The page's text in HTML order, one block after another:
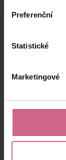
Preferenční
Statistické
Marketingové